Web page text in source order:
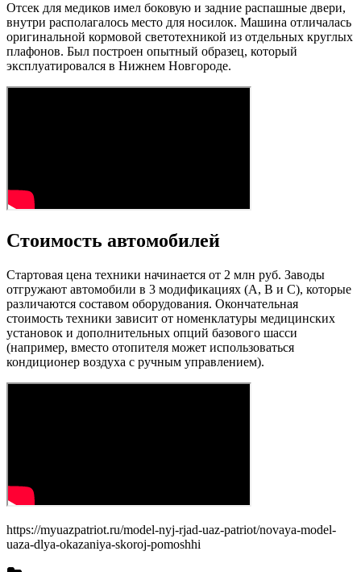
Отсек для медиков имел боковую и задние распашные двери,
внутри располагалось место для носилок. Машина отличалась
оригинальной кормовой светотехникой из отдельных круглых
плафонов. Был построен опытный образец, который
эксплуатировался в Нижнем Новгороде.
Стоимость автомобилей
Стартовая цена техники начинается от 2 млн руб. Заводы
отгружают автомобили в 3 модификациях (А, В и С), которые
различаются составом оборудования. Окончательная
стоимость техники зависит от номенклатуры медицинских
установок и дополнительных опций базового шасси
(например, вместо отопителя может использоваться
кондиционер воздуха с ручным управлением).
https://myuazpatriot.ru/model-nyj-rjad-uaz-patriot/novaya-model-
uaza-dlya-okazaniya-skoroj-pomoshhi